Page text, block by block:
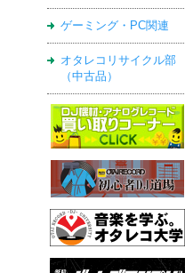
ゲーミング・PC関連
オタレコリサイクル部
（中古品）